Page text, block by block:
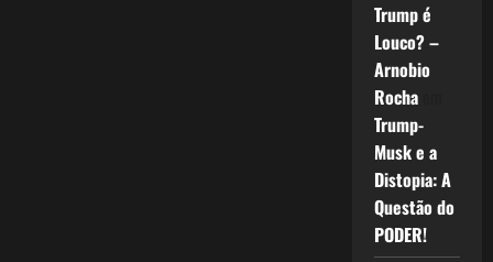
Trump é
Louco? –
Arnobio
Rochaem
Trump-
Musk e a
Distopia: A
Questão do
PODER!